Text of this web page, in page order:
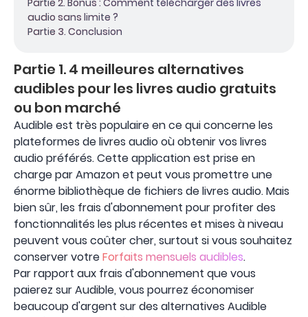
Partie 2. Bonus : Comment télécharger des livres
audio sans limite ?
Partie 3. Conclusion
Partie 1. 4 meilleures alternatives
audibles pour les livres audio gratuits
ou bon marché
Audible est très populaire en ce qui concerne les
plateformes de livres audio où obtenir vos livres
audio préférés. Cette application est prise en
charge par Amazon et peut vous promettre une
énorme bibliothèque de fichiers de livres audio. Mais
bien sûr, les frais d'abonnement pour profiter des
fonctionnalités les plus récentes et mises à niveau
peuvent vous coûter cher, surtout si vous souhaitez
conserver votreForfaits mensuels audibles.
Par rapport aux frais d'abonnement que vous
paierez sur Audible, vous pourrez économiser
beaucoup d'argent sur des alternatives Audible